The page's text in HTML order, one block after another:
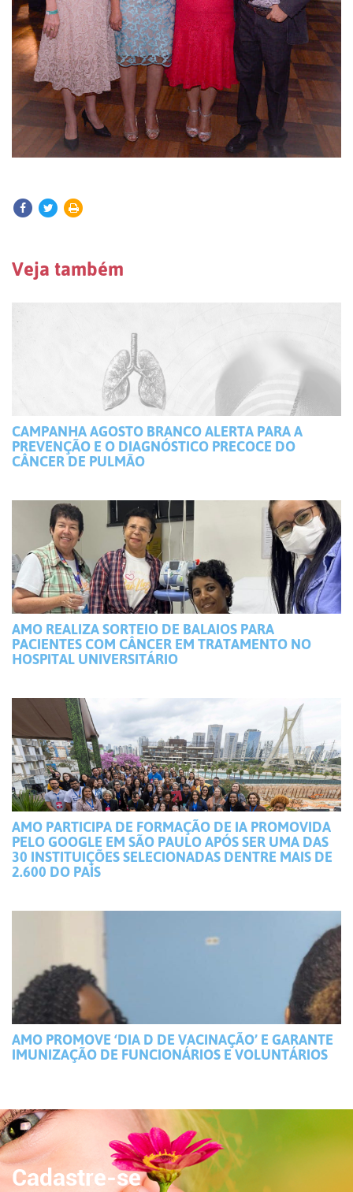
Veja também
CAMPANHA AGOSTO BRANCO ALERTA PARA A
PREVENÇÃO E O DIAGNÓSTICO PRECOCE DO
CÂNCER DE PULMÃO
AMO REALIZA SORTEIO DE BALAIOS PARA
PACIENTES COM CÂNCER EM TRATAMENTO NO
HOSPITAL UNIVERSITÁRIO
AMO PARTICIPA DE FORMAÇÃO DE IA PROMOVIDA
PELO GOOGLE EM SÃO PAULO APÓS SER UMA DAS
30 INSTITUIÇÕES SELECIONADAS DENTRE MAIS DE
2.600 DO PAÍS
AMO PROMOVE ‘DIA D DE VACINAÇÃO’ E GARANTE
IMUNIZAÇÃO DE FUNCIONÁRIOS E VOLUNTÁRIOS
Cadastre-se